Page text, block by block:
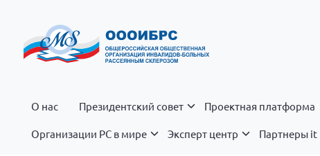
О нас Президентский совет Проектная платформа
Организации РС в мире Эксперт центр Партнеры it